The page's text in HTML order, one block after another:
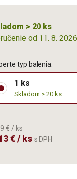
> 20 ks
od 11. 8. 2026
typ balenia:
1 ks
Skladom > 20 ks
€ / ks
€ / ks s DPH